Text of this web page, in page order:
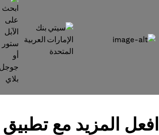
opens in a new tab
افعل المزيد مع